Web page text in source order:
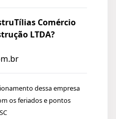
Comércio
LTDA?
dessa empresa
os feriados e pontos